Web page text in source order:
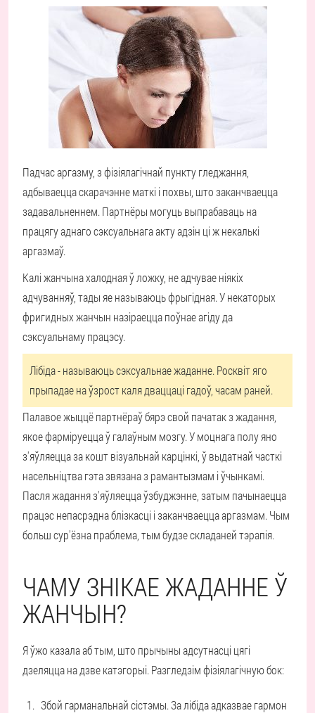
Падчас аргазму, з фізіялагічнай пункту гледжання,
адбываецца скарачэнне маткі і похвы, што заканчваецца
задавальненнем. Партнёры могуць выпрабаваць на
працягу аднаго сэксуальнага акту адзін ці ж некалькі
аргазмаў.
Калі жанчына халодная ў ложку, не адчувае ніякіх
адчуванняў, тады яе называюць фрыгідная. У некаторых
фригидных жанчын назіраецца поўнае агіду да
сэксуальнаму працэсу.
Лібіда - называюць сэксуальнае жаданне. Росквіт яго
прыпадае на ўзрост каля дваццаці гадоў, часам раней.
Палавое жыццё партнёраў бярэ свой пачатак з жадання,
якое фарміруецца ў галаўным мозгу. У моцнага полу яно
з'яўляецца за кошт візуальнай карцінкі, ў выдатнай часткі
насельніцтва гэта звязана з рамантызмам і ўчынкамі.
Пасля жадання з'яўляецца ўзбуджэнне, затым пачынаецца
працэс непасрэдна блізкасці і заканчваецца аргазмам. Чым
больш сур'ёзна праблема, тым будзе складаней тэрапія.
ЧАМУ ЗНІКАЕ ЖАДАННЕ Ў
ЖАНЧЫН?
Я ўжо казала аб тым, што прычыны адсутнасці цягі
дзеляцца на дзве катэгорыі. Разгледзім фізіялагічную бок:
Збой гарманальнай сістэмы.За лібіда адказвае гармон